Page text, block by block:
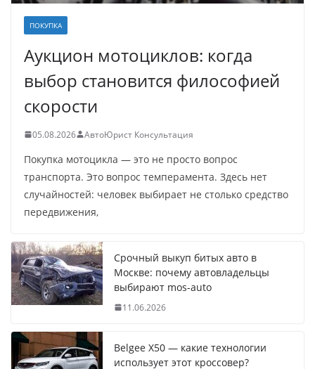
ПОКУПКА
Аукцион мотоциклов: когда
выбор становится философией
скорости
05.08.2026 АвтоЮрист Консультация
Покупка мотоцикла — это не просто вопрос
транспорта. Это вопрос темперамента. Здесь нет
случайностей: человек выбирает не столько средство
передвижения,
Срочный выкуп битых авто в
Москве: почему автовладельцы
выбирают mos-auto
11.06.2026
Belgee X50 — какие технологии
использует этот кроссовер?